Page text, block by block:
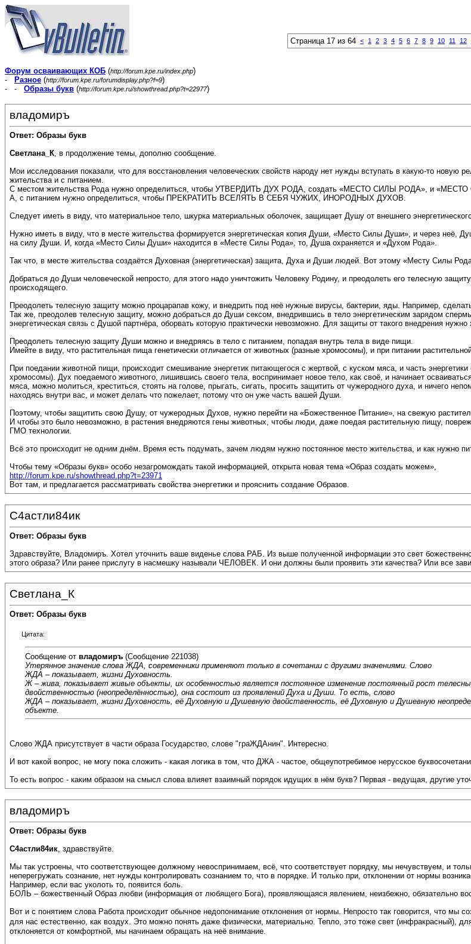
Страница 17 из 64 < 1 2 3 4 5 6 7 8 9 10 11 12
Форум осваивающих КОБ (http://forum.kpe.ru/index.php)
-
Разное (http://forum.kpe.ru/forumdisplay.php?f=9)
- - Образы букв (http://forum.kpe.ru/showthread.php?t=22977)
владомиръ
Ответ: Образы букв
Светлана_К, в продолжение темы, дополню сообщение.
Мои исследования показали, что для восстановления человеческих свойств народу нет нужды вступать в какую-то новую
жительства и с питанием.
С местом жительства Рода нужно определиться, чтобы УТВЕРДИТЬ ДУХ РОДА, создать «МЕСТО СИЛЫ РОДА», и
А, с питанием нужно определиться, чтобы ПРЕКРАТИТЬ ВСЕЛЯТЬ В СЕБЯ ЧУЖИХ, ИНОРОДНЫХ ДУХОВ.
Следует иметь в виду, что материальное тело, шкурка материальных оболочек, защищает Душу от внешнего
Нужно иметь в виду, что в месте жительства формируется энергетическая копия Души, «Место Силы Души», и через неё,
на силу Души. И, когда «Место Силы Души» находится в «Месте Силы Рода», то, Душа охраняется и «Духом Рода».
Так что, в месте жительства создаётся Духовная (энергетическая) защита, Духа и Души людей. Вот этому «Месту Силы
Добраться до Души человеческой непросто, для этого надо уничтожить Человеку Родину, и преодолеть его телесную
происходящего.
Преодолеть телесную защиту можно процарапав кожу, и внедрить под неё нужные вирусы, бактерии, яды. Например,
Так же, преодолев телесную защиту, можно добраться до Души сексом, внедрившись в тело энергетическим зарядом
энергетическая связь с Душой партнёра, оборвать которую практически невозможно. Для защиты от такого внедрения
Преодолеть телесную защиту Души можно и внедряясь в тело с питанием, попадая внутрь тела в виде пищи.
Имейте в виду, что растительная пища генетически отличается от животных (разные хромосомы), и при питании
При поедании животной пищи, происходит смешивание энергетик питающегося с жертвой, с куском мяса, и часть
хромосомы). Дух поедаемого животного, лишившись своего тела, воспринимает новое тело, как своё, и начинает
мяса, можно молиться, креститься, стоять на голове, прыгать, сигать, просить защитить от чужеродного духа, и ничего
находясь внутри вас, и может делать что пожелает, потому что он уже часть вашей Души.
Поэтому, чтобы защитить свою Душу, от чужеродных Духов, нужно перейти на «Божественное Питание», на свежую
И чтобы это было невозможно, в растения внедряются гены животных, чтобы люди, даже поедая растительную пищу,
ГМО технологии.
Всё это происходит не одним днём. Время есть подумать, зачем людям нужно постоянное место жительства, и как нужно
Чтобы тему «Образы букв» особо незагромождать такой информацией, открыта новая тема «Образ создать можем»,
http://forum.kpe.ru/showthread.php?t=23971
Вот там, и предлагается рассматривать свойства энергетики и прояснить создание Образов.
С4астли84ик
Ответ: Образы букв
Здравствуйте, Владомиръ. Хотел уточнить ваше виденье слова РАБ. Из выше полученной информации это свет
этого образа? Или ранее прислугу в насмешку называли ЧЕЛОВЕК. И они должны были проявить эти качества? Или все
Светлана_К
Ответ: Образы букв
Цитата:
Сообщение от владомиръ (Сообщение 221038)
Утерянное значение слова ЖДА, современники применяют только в сочетании с другими значениями. Слово
ЖДА – показывает, жизни Духовность.
Ж – жива, показывает живые объекты, их особенностью является постоянное изменение постоянный рост
двойственностью (неопределённостью), она состоит из проявлений Духа и Души. То есть, слово
ЖДА – показывает, жизни Духовность, её Духовную и Душевную двойственность, её Духовную и Душевную
объекте.
Слово ЖДА присутствует в части образа Государство, слове "граЖДАнин". Интересно.
И вот какой вопрос, не могу пока сложить - какая логика в том, что ДЖА - частое, общеупотребимое нерусское
То есть вопрос - каким образом на смысл слова влияет взаимный порядок идущих в нём букв? Первая - ведущая, другие
владомиръ
Ответ: Образы букв
С4астли84ик, здравствуйте.
Мы так устроены, что соответствующее должному невоспринимаем, всё, что соответствует порядку, мы нечувствуем, и
неперегружать сознание, нет нужды контролировать сознанием то, что в порядке. И только при, отклонении от нормы
Например, если вас уколоть то, появится боль.
БОЛЬ – божественный Образ любви (информация от любящего Бога), проявляющаяся явлением, неизбежно, обязательно
Вот и с понятием слова Работа происходит обычное недопонимание отклонения от нормы. Непросто так говорится, что мы
для нас естественно, как воздух. Это можно понять даже физически, материально. Тепло, это тоже свет (инфракрасный),
отклоняется от комфортной, мы начинаем обращать на неё внимание.